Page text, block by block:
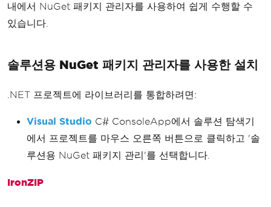
내에서 NuGet 패키지 관리자를 사용하여 쉽게 수행할 수
있습니다.
솔루션용 NuGet 패키지 관리자를 사용한 설치
.NET 프로젝트에 라이브러리를 통합하려면:
Visual Studio C# ConsoleApp에서 솔루션 탐색기
에서 프로젝트를 마우스 오른쪽 버튼으로 클릭하고 '솔
루션용 NuGet 패키지 관리'를 선택합니다.
IronZIP